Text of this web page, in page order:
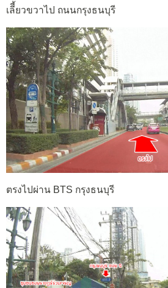
เลีี้ยวขวาไป ถนนกรุงธนบุรี
ตรงไปผ่าน BTS กรุงธนบุรี